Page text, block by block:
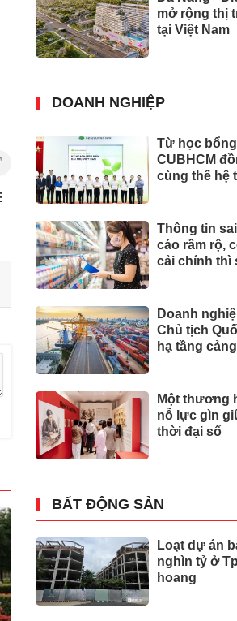
mở rộng thị
tại Việt Nam
DOANH NGHIỆP
Từ học
CUBHCM
cùng thế hệ
Thông tin
cáo rầm rộ,
cải chính thì
Doanh
Chủ tịch
hạ tầng
Một thương
nỗ lực gìn
thời đại số
BẤT ĐỘNG SẢN
Loạt dự án
nghìn tỷ ở
hoang